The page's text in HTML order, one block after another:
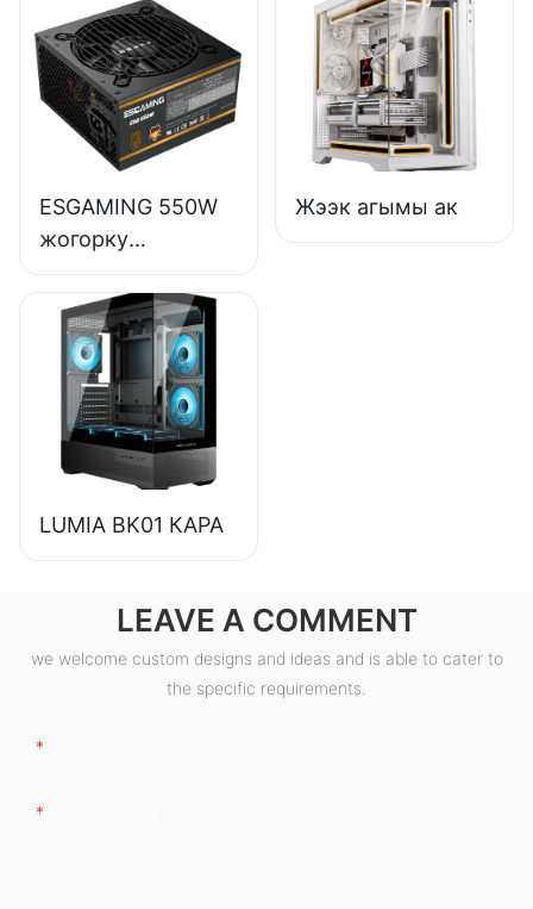
гү толук модулдук
80+ коло түстөгү
үстөл
компьютеринин
кубат берүүчү
каражаттары
ESB650W
ESGAMING 550W
жогорку
сапаттагы 85%
эффективдүүлүк
80+ коло түстөгү
үстөл
компьютеринин
кубат берүүчү
каражаттары
ESB550W
Жээк агымы ак
LUMIA BK01 КАРА
LEAVE A COMMENT
we welcome custom designs and ideas and is able to cater to
the specific requirements.